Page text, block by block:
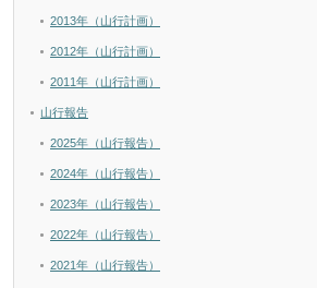
2013年（山行計画）
2012年（山行計画）
2011年（山行計画）
山行報告
2025年（山行報告）
2024年（山行報告）
2023年（山行報告）
2022年（山行報告）
2021年（山行報告）